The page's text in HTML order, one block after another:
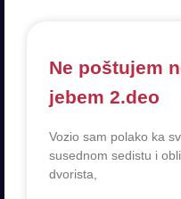
Ne poštujem
jebem 2.deo
Vozio sam polako ka
susednom sedistu i
dvorista,